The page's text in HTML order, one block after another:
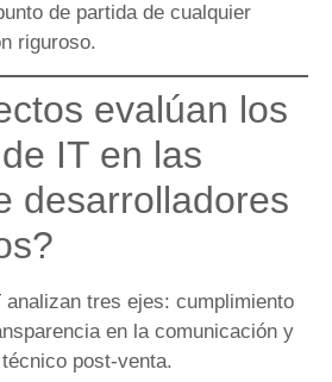
de partida de cualquier
riguroso.
evalúan los
IT en las
desarrolladores
tres ejes: cumplimiento
en la comunicación y
post-venta.